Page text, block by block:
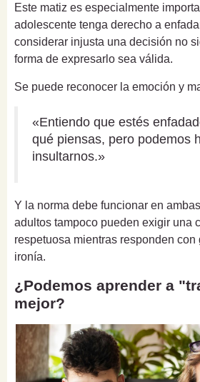
Este matiz es especialmente
adolescente tenga derecho a
considerar injusta una decisión no
forma de expresarlo sea válida.
Se puede reconocer la emoción y
«Entiendo que estés
qué piensas, pero podemos
insultarnos.»
Y la norma debe funcionar en
adultos tampoco pueden exigir una
respetuosa mientras responden con
ironía.
¿Podemos aprender a
mejor?